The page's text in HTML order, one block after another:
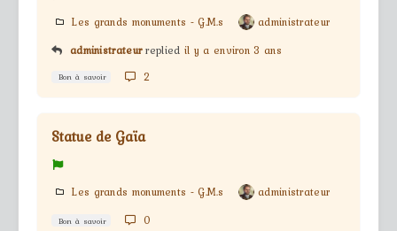
Les grands monuments - G.M.s
administrateur
administrateur replied il y a environ 3 ans
Bon à savoir 2
Statue de Gaïa
Les grands monuments - G.M.s administrateur
Bon à savoir 0